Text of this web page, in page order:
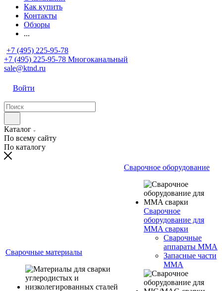
Как купить
Контакты
Обзоры
...
+7 (495) 225-95-78
+7 (495) 225-95-78 Многоканальный
sale@ktnd.ru
Войти
Каталог
По всему сайту
По каталогу
Сварочные материалы
Сварочное оборудование
Сварочное
оборудование для
MMA сварки
Сварочные
аппараты MMA
Запасные части
MMA